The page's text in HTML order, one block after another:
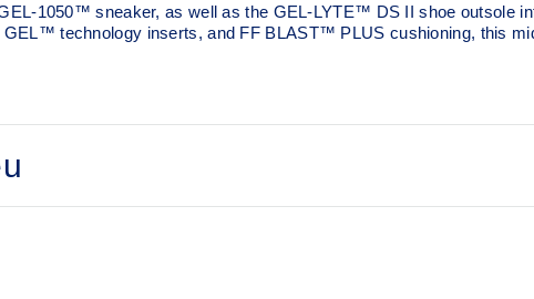
1050™ sneaker, as well as the GEL-LYTE™ DS II shoe outsole
technology inserts, and FF BLAST™ PLUS cushioning, this